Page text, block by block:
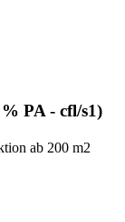
PA - cfl/s1)
ab 200 m2